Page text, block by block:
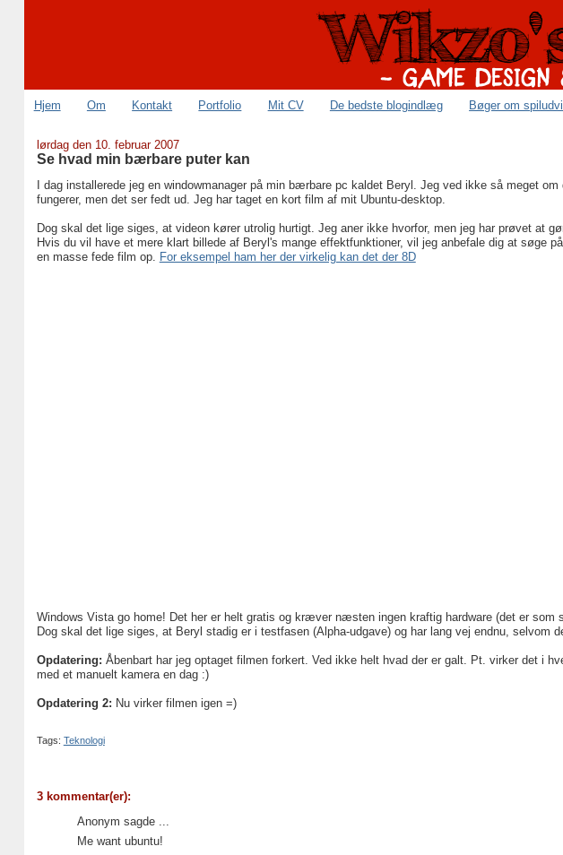
Hjem Om Kontakt Portfolio Mit CV De bedste blogindlæg Bøger om
lørdag den 10. februar 2007
Se hvad min bærbare puter kan
I dag installerede jeg en windowmanager på min bærbare pc kaldet Beryl. Jeg ved ikke så meget
fungerer, men det ser fedt ud. Jeg har taget en kort film af mit Ubuntu-desktop.
Dog skal det lige siges, at videon kører utrolig hurtigt. Jeg aner ikke hvorfor, men jeg har prøvet at
Hvis du vil have et mere klart billede af Beryl's mange effektfunktioner, vil jeg anbefale dig at søge
en masse fede film op. For eksempel ham her der virkelig kan det der 8D
Windows Vista go home! Det her er helt gratis og kræver næsten ingen kraftig hardware (det er som
Dog skal det lige siges, at Beryl stadig er i testfasen (Alpha-udgave) og har lang vej endnu, selvom
Opdatering: Åbenbart har jeg optaget filmen forkert. Ved ikke helt hvad der er galt. Pt. virker det i
med et manuelt kamera en dag :)
Opdatering 2: Nu virker filmen igen =)
Tags: Teknologi
3 kommentar(er):
Anonym sagde ...
Me want ubuntu!